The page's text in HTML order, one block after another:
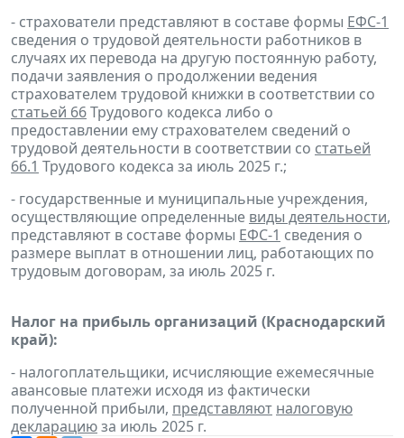
- страхователи представляют в составе формы ЕФС-1
сведения о трудовой деятельности работников в
случаях их перевода на другую постоянную работу,
подачи заявления о продолжении ведения
страхователем трудовой книжки в соответствии со
статьей 66Трудового кодекса либо о
предоставлении ему страхователем сведений о
трудовой деятельности в соответствии со статьей
66.1 Трудового кодекса за июль 2025 г.;
- государственные и муниципальные учреждения,
осуществляющие определенные виды деятельности,
представляют в составе формы ЕФС-1 сведения о
размере выплат в отношении лиц, работающих по
трудовым договорам, за июль 2025 г.
Налог на прибыль организаций (Краснодарский
край):
- налогоплательщики, исчисляющие ежемесячные
авансовые платежи исходя из фактически
полученной прибыли, представляют налоговую
декларациюза июль 2025 г.